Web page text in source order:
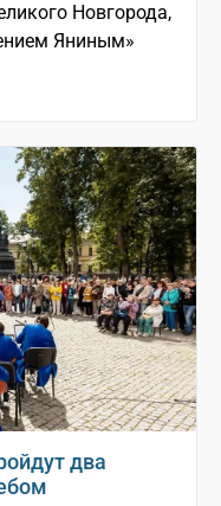
Новгорода,
Яниным»
два